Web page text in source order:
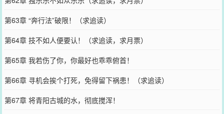
第63章 “奔行法”破限！（求追读）
第64章 技不如人便要认！（求追读，求月票）
第65章 我若伤了你，你最好也乖乖俯首！
第66章 寻机会挨个打死，免得留下祸患！（求追读）
第67章 将青阳古城的水，彻底搅浑！